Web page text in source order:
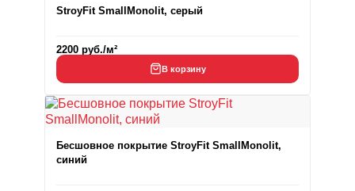
StroyFit SmallMonolit, серый
2200 руб./м²
В корзину
Бесшовное покрытие StroyFit SmallMonolit,
синий